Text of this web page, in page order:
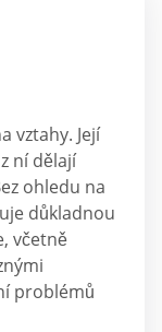
vztahy. Její
ní dělají
ohledu na
důkladnou
včetně
problémů